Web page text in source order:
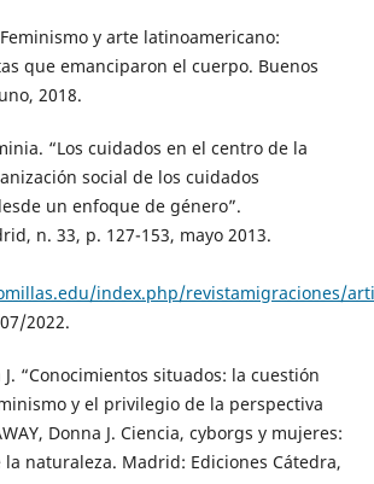
y arte latinoamericano:
que emanciparon el cuerpo. Buenos
2018.
“Los cuidados en el centro de la
social de los cuidados
un enfoque de género”.
n. 33, p. 127-153, mayo 2013.
index.php/revistamigraciones/
2022.
J. “Conocimientos situados: la cuestión
y el privilegio de la perspectiva
Donna J. Ciencia, cyborgs y mujeres:
la naturaleza. Madrid: Ediciones Cátedra,